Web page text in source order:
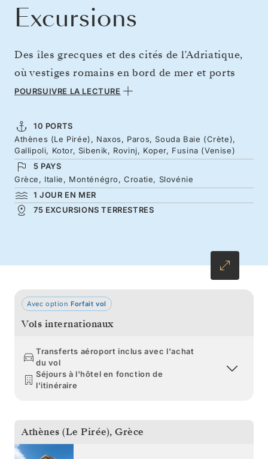
Excursions
Des îles grecques et des cités de l’Adriatique,
où vestiges romains en bord de mer et ports
pittoresques composent des paysages d’une
plus grandes et spectaculaires îles des
Cyclades, puis vers la quiétude de Paros et la
Crète historique. Naviguez dans la baie de
l’Adriatique aux allures de fjord, où Kotor se
dévoile dans un décor spectaculaire, puis
longez la côte dalmate jusqu’au clocher élancé
POURSUIVRE LA LECTURE
10 PORTS
Athènes (Le Pirée), Naxos, Paros, Souda Baie (Crète),
Gallipoli, Kotor, Sibenik, Rovinj, Koper, Fusina (Venise)
5 PAYS
Grèce, Italie, Monténégro, Croatie, Slovénie
1 JOUR EN MER
75 EXCURSIONS TERRESTRES
Avec option Forfait vol
Vols internationaux
Transferts aéroport inclus avec l'achat
du vol
Séjours à l'hôtel en fonction de
l'itinéraire
Athènes (Le Pirée), Grèce